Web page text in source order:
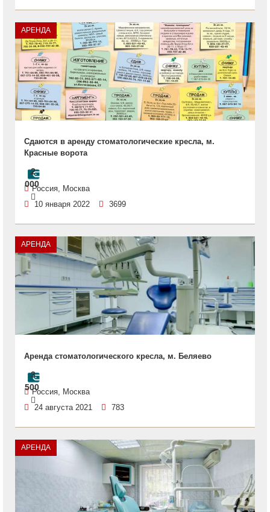
АРЕНДА
Сдаются в аренду стоматологические кресла, м.
Красные ворота
2
000Россия, Москва
10 января 2022
3699
АРЕНДА
Аренда стоматологического кресла, м. Беляево
3
500Россия, Москва
24 августа 2021
783
АРЕНДА